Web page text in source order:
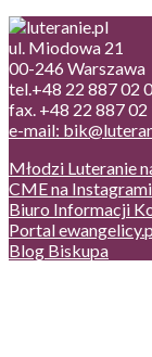
ul. Miodowa 21
00-246 Warszawa
tel.+48 22 887 02
fax. +48 22 887 02
e-mail:
Młodzi Luteranie
CME na
Biuro Informacji
Portal
Blog Biskupa